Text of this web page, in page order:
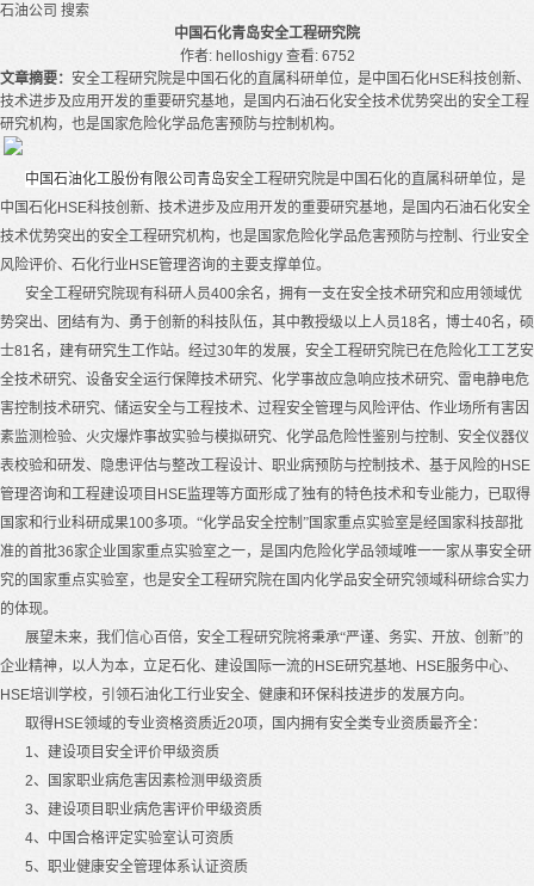
石油公司 搜索
中国石化青岛安全工程研究院
作者: helloshigy 查看: 6752
文章摘要： 安全工程研究院是中国石化的直属科研单位，是中国石化HSE科技创新、
技术进步及应用开发的重要研究基地，是国内石油石化安全技术优势突出的安全工程
研究机构，也是国家危险化学品危害预防与控制机构。
中国石油化工股份有限公司青岛安全工程研究院是中国石化的直属科研单位，是
中国石化HSE科技创新、技术进步及应用开发的重要研究基地，是国内石油石化安全
技术优势突出的安全工程研究机构，也是国家危险化学品危害预防与控制、行业安全
风险评价、石化行业HSE管理咨询的主要支撑单位。
安全工程研究院现有科研人员400余名，拥有一支在安全技术研究和应用领域优
势突出、团结有为、勇于创新的科技队伍，其中教授级以上人员18名，博士40名，硕
士81名，建有研究生工作站。经过30年的发展，安全工程研究院已在危险化工工艺安
全技术研究、设备安全运行保障技术研究、化学事故应急响应技术研究、雷电静电危
害控制技术研究、储运安全与工程技术、过程安全管理与风险评估、作业场所有害因
素监测检验、火灾爆炸事故实验与模拟研究、化学品危险性鉴别与控制、安全仪器仪
表校验和研发、隐患评估与整改工程设计、职业病预防与控制技术、基于风险的 HSE
管理咨询和工程建设项目 HSE监理等方面形成了独有的特色技术和专业能力，已取得
国家和行业科研成果100多项。“化学品安全控制”国家重点实验室是经国家科技部批
准的首批36家企业国家重点实验室之一，是国内危险化学品领域唯一一家从事安全研
究的国家重点实验室，也是安全工程研究院在国内化学品安全研究领域科研综合实力
的体现。
展望未来，我们信心百倍，安全工程研究院将秉承“严谨、务实、开放、创新”的
企业精神，以人为本，立足石化、建设国际一流的 HSE研究基地、 HSE服务中心、
HSE培训学校，引领石油化工行业安全、健康和环保科技进步的发展方向。
取得HSE领域的专业资格资质近20项，国内拥有安全类专业资质最齐全：
1、建设项目安全评价甲级资质
2、国家职业病危害因素检测甲级资质
3、建设项目职业病危害评价甲级资质
4、中国合格评定实验室认可资质
5、职业健康安全管理体系认证资质